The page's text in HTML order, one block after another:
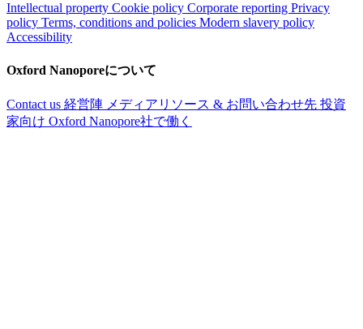
Intellectual property Cookie policy Corporate reporting Privacy
policy Terms, conditions and policies Modern slavery policy
Accessibility
Oxford Nanoporeについて
Contact us 経営陣 メディアリソース & お問い合わせ先 投資
家向け Oxford Nanopore社で働く